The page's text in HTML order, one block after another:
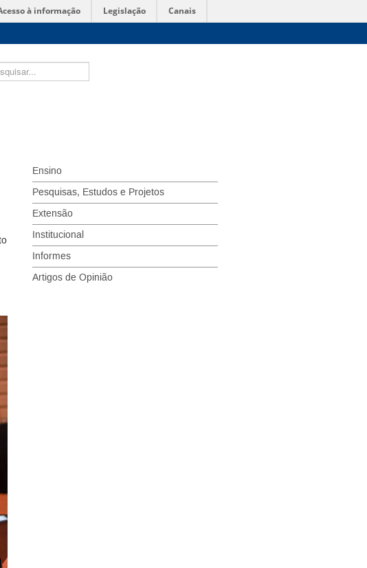
à informação Legislação Canais
Ensino
Pesquisas, Estudos e Projetos
Extensão
Institucional
Informes
Artigos de Opinião